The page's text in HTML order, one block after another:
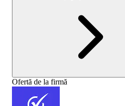
Ofertă de la firmă